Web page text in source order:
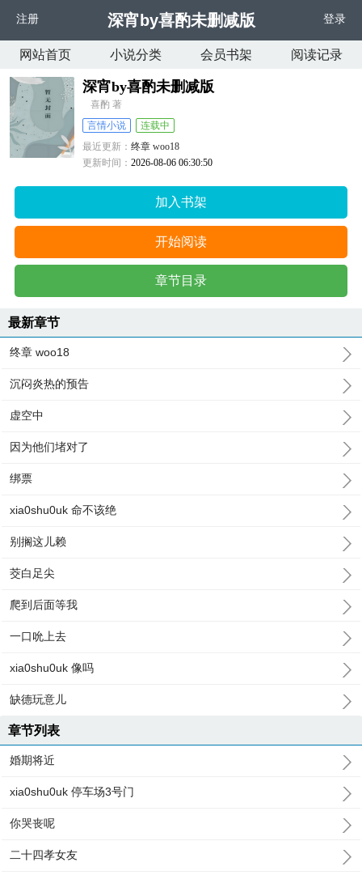
注册 深宵by喜酌未删减版 登录
网站首页 小说分类 会员书架 阅读记录
深宵by喜酌未删减版
喜酌 著
言情小说
连载中
最近更新：终章 woo18
更新时间：2026-08-06 06:30:50
加入书架
开始阅读
章节目录
最新章节
终章 woo18
沉闷炎热的预告
虚空中
因为他们堵对了
绑票
xia0shu0uk 命不该绝
别搁这儿赖
茭白足尖
爬到后面等我
一口吮上去
xia0shu0uk 像吗
缺德玩意儿
章节列表
婚期将近
xia0shu0uk 停车场3号门
你哭丧呢
二十四孝女友